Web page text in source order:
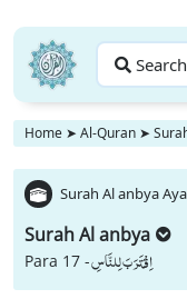
Search
Home ➤ Al-Quran ➤
Surah Al anbya
Surah Al anbya
Para 17 -اِقْتَرَبَ لِلنَّاسِ